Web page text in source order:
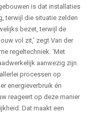
is dat installaties
terwijl die situatie zelden
bezet, terwijl de
vol zit,’ zegt Van der
regeltechniek. ‘Met
aanwezig zijn.
processen op
energieverbruik én
reageert op deze manier
Dat maakt een